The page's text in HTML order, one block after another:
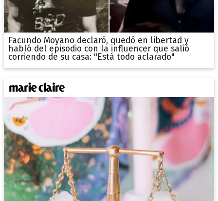
Facundo Moyano declaró, quedó en libertad y
habló del episodio con la influencer que salió
corriendo de su casa: "Está todo aclarado"